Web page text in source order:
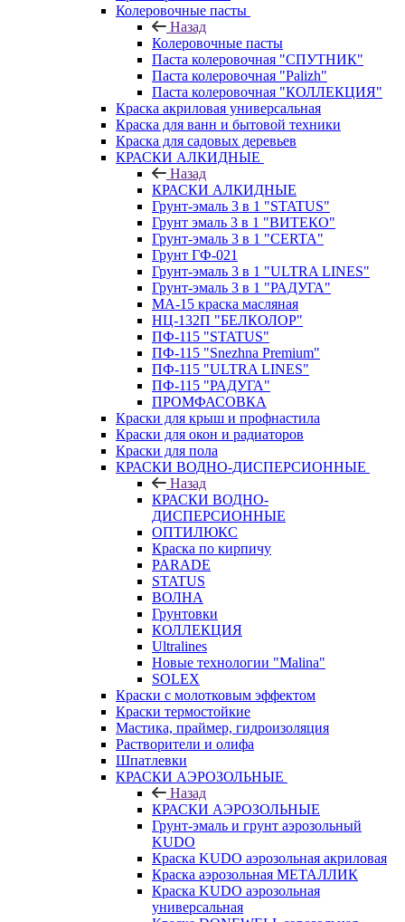
Колеровочные пасты
Назад
Колеровочные пасты
Паста колеровочная "СПУТНИК"
Паста колеровочная "Palizh"
Паста колеровочная "КОЛЛЕКЦИЯ"
Краска акриловая универсальная
Краска для ванн и бытовой техники
Краска для садовых деревьев
КРАСКИ АЛКИДНЫЕ
Назад
КРАСКИ АЛКИДНЫЕ
Грунт-эмаль 3 в 1 "STATUS"
Грунт эмаль 3 в 1 "ВИТЕКО"
Грунт-эмаль 3 в 1 "CERTA"
Грунт ГФ-021
Грунт-эмаль 3 в 1 "ULTRA LINES"
Грунт-эмаль 3 в 1 "РАДУГА"
МА-15 краска масляная
НЦ-132П "БЕЛКОЛОР"
ПФ-115 "STATUS"
ПФ-115 "Snezhna Premium"
ПФ-115 "ULTRA LINES"
ПФ-115 "РАДУГА"
ПРОМФАСОВКА
Краски для крыш и профнастила
Краски для окон и радиаторов
Краски для пола
КРАСКИ ВОДНО-ДИСПЕРСИОННЫЕ
Назад
КРАСКИ ВОДНО-
ДИСПЕРСИОННЫЕ
ОПТИЛЮКС
Краска по кирпичу
PARADE
STATUS
ВОЛНА
Грунтовки
КОЛЛЕКЦИЯ
Ultralines
Новые технологии "Malina"
SOLEX
Краски с молотковым эффектом
Краски термостойкие
Мастика, праймер, гидроизоляция
Растворители и олифа
Шпатлевки
КРАСКИ АЭРОЗОЛЬНЫЕ
Назад
КРАСКИ АЭРОЗОЛЬНЫЕ
Грунт-эмаль и грунт аэрозольный
KUDO
Краска KUDO аэрозольная акриловая
Краска аэрозольная МЕТАЛЛИК
Краска KUDO аэрозольная
универсальная